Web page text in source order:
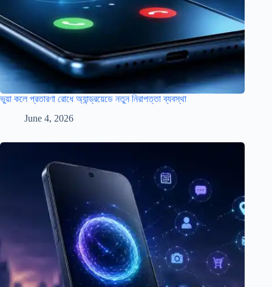
ভুয়া কলে প্রতারণা রোধে অ্যান্ড্রয়েডে নতুন নিরাপত্তা ব্যবস্থা
June 4, 2026